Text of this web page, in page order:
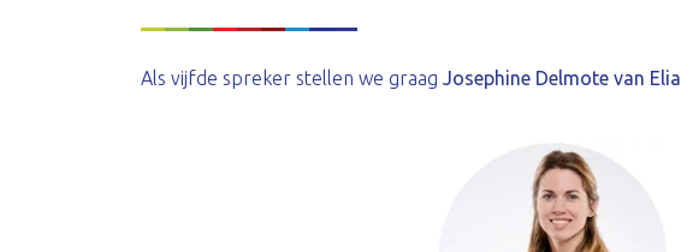
Als vijfde spreker stellen we graag Josephine Delmote van Elia